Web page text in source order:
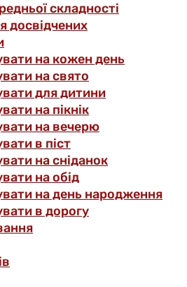
складності
досвідчених
на кожен день
на свято
для дитини
на пікнік
на вечерю
в піст
на сніданок
на обід
на день народження
в дорогу